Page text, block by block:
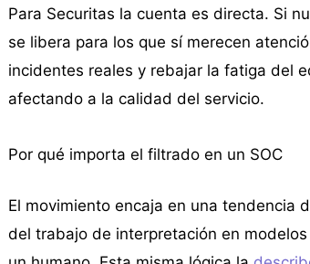
Para Securitas la cuenta es directa. Si
se libera para los que sí merecen
incidentes reales y rebajar la fatiga del
afectando a la calidad del servicio.
Por qué importa el filtrado en un SOC
El movimiento encaja en una tendencia
del trabajo de interpretación en